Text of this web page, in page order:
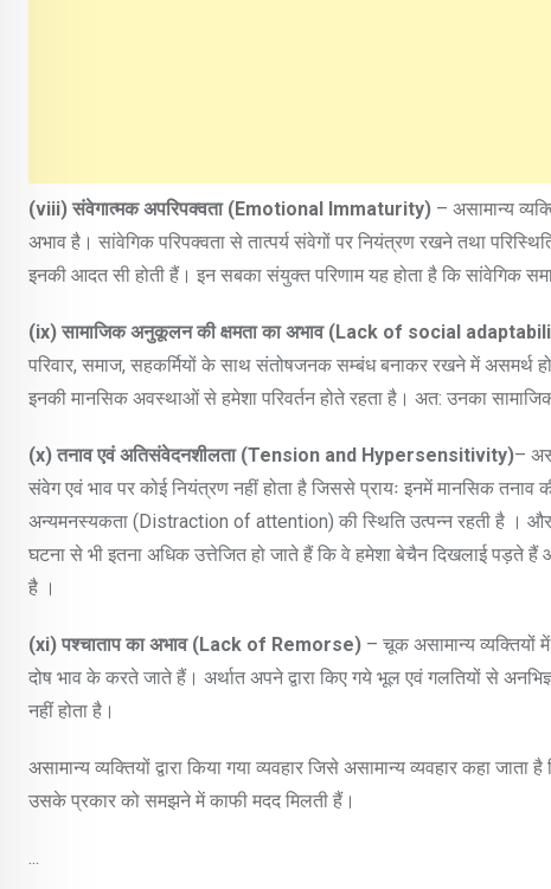
(viii) संवेगात्‍मक अपरिपक्वता (Emotional Immaturity) – असामान्य
अभाव है। सांवेगिक परिपक्वता से तात्पर्य संवेगों पर नियंत्रण रखने तथा
इनकी आदत सी होती हैं। इन सबका संयुक्त परिणाम यह होता है कि सांवेगिक
(ix) सामाजिक अनुकूलन की क्षमता का अभाव (Lack of social
परिवार, समाज, सहकर्मियों के साथ संतोषजनक सम्बंध बनाकर रखने में असमर्थ
इनकी मानसिक अवस्थाओं से हमेशा परिवर्तन होते रहता है। अत: उनका सामाजिक
(x) तनाव एवं अतिसंवेदनशीलता (Tension and Hypersensitivity)–
संवेग एवं भाव पर कोई नियंत्रण नहीं होता है जिससे प्रायः इनमें मानसिक तनाव
अन्यमनस्यकता (Distraction of attention) की स्थिति उत्पन्न रहती है । और
घटना से भी इतना अधिक उत्तेजित हो जाते हैं कि वे हमेशा बेचैन दिखलाई पड़ते हैं
है ।
(xi) पश्चाताप का अभाव (Lack of Remorse) – चूक असामान्य व्यक्तियों
दोष भाव के करते जाते हैं। अर्थात अपने द्वारा किए गये भूल एवं गलतियों से
नहीं होता है।
असामान्य व्यक्तियों द्वारा किया गया व्यवहार जिसे असामान्य व्यवहार कहा
उसके प्रकार को समझने में काफी मदद मिलती हैं।
...